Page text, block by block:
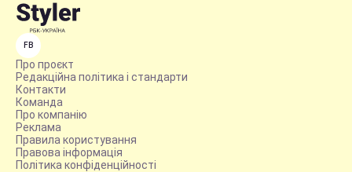
FB
Про проєкт
Редакційна політика і стандарти
Контакти
Команда
Про компанію
Реклама
Правила користування
Правова інформація
Політика конфіденційності